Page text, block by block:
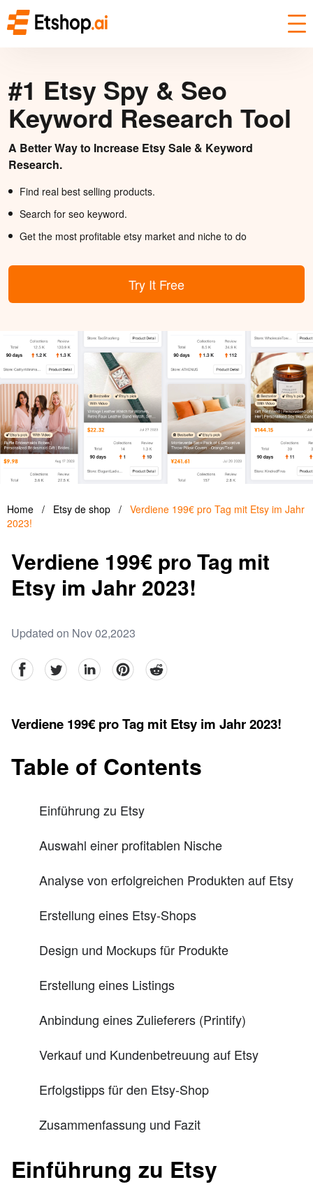
#1 Etsy Spy & Seo
Keyword Research Tool
A Better Way to Increase Etsy Sale & Keyword
Research.
Find real best selling products.
Search for seo keyword.
Get the most profitable etsy market and niche to do
Try It Free
Home / Etsy de shop / Verdiene 199€ pro Tag mit Etsy im Jahr
2023!
Verdiene 199€ pro Tag mit
Etsy im Jahr 2023!
Updated on Nov 02,2023
facebookTwitter linkedinpinterestreddit
Verdiene 199€ pro Tag mit Etsy im Jahr 2023!
Table of Contents
Einführung zu Etsy
Auswahl einer profitablen Nische
Analyse von erfolgreichen Produkten auf Etsy
Erstellung eines Etsy-Shops
Design und Mockups für Produkte
Erstellung eines Listings
Anbindung eines Zulieferers (Printify)
Verkauf und Kundenbetreuung auf Etsy
Erfolgstipps für den Etsy-Shop
Zusammenfassung und Fazit
Einführung zu Etsy